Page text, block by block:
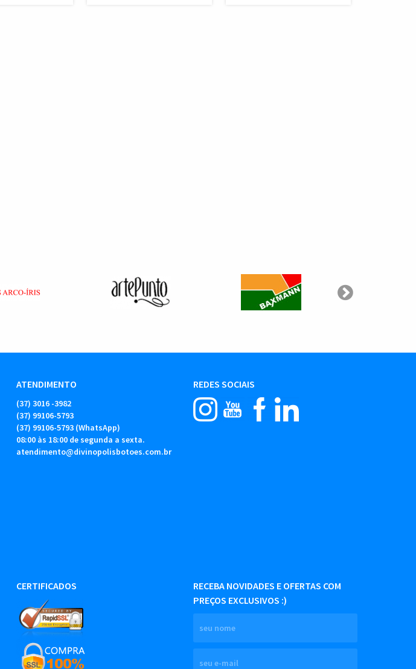
ATENDIMENTO
(37) 3016 -3982
(37) 99106-5793
(37) 99106-5793 (WhatsApp)
08:00 às 18:00 de segunda a sexta.
atendimento@divinopolisbotoes.com.br
REDES SOCIAIS
CERTIFICADOS
RECEBA NOVIDADES E OFERTAS COM
PREÇOS EXCLUSIVOS :)